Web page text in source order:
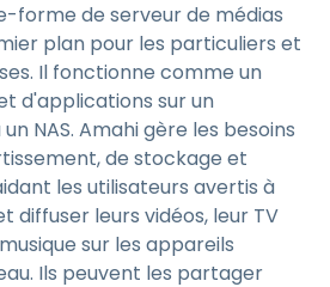
forme de serveur de médias
plan pour les particuliers et
Il fonctionne comme un
d'applications sur un
NAS. Amahi gère les besoins
de stockage et
les utilisateurs avertis à
diffuser leurs vidéos, leur TV
sur les appareils
Ils peuvent les partager